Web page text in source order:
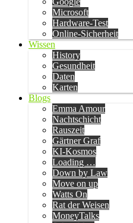
Microsoft
Hardware-Test
Online-Sicherheit
Wissen
History
Gesundheit
Daten
Karten
Blogs
Emma Amour
Nachtschicht
Rauszeit
Gärtner Graf
KI-Kosmos
Loading …
Down by Law
Move on up
Watts On
Rat der Weisen
MoneyTalks